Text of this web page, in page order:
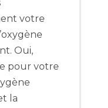
votre
Oui,
pour votre
la